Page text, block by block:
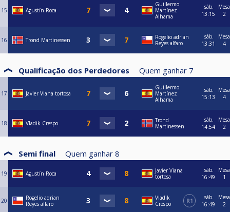
15 Agustín Roca
Guillermo
Martínez
Alhama
sáb.
13:15
Mesa
2
16 Trond Martinessen
Rogelio adrian
Reyes alfaro
sáb.
13:31
Mesa
4
Qualificação dos Perdedores Quem ganhar 7
17 Javier Viana tortosa
Guillermo
Martínez
Alhama
sáb.
15:13
Mesa
4
18 Vladik Crespo
Trond
Martinessen
sáb.
14:54
Mesa
2
Semi final Quem ganhar 8
19 Agustín Roca
Javier Viana
tortosa
sáb.
16:49
Mesa
1
20
Rogelio adrian
Reyes alfaro
Vladik
Crespo
R1
sáb.
16:49
Mesa
2